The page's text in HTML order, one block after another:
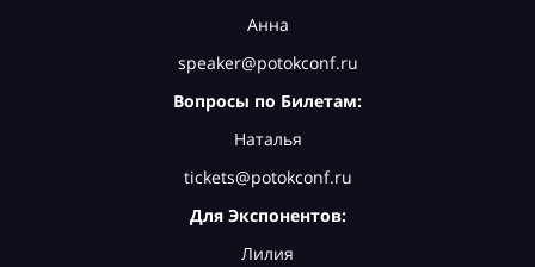
Анна
speaker@potokconf.ru
Вопросы по Билетам:
Наталья
tickets@potokconf.ru
Для Экспонентов:
Лилия